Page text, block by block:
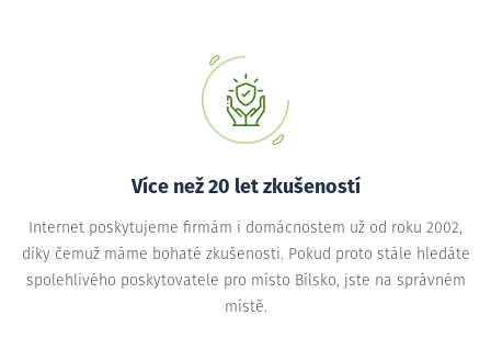
Více než 20 let zkušeností
Internet poskytujeme firmám i domácnostem už od roku 2002,
díky čemuž máme bohaté zkušenosti. Pokud proto stále hledáte
spolehlivého poskytovatele pro místo Bílsko, jste na správném
místě.